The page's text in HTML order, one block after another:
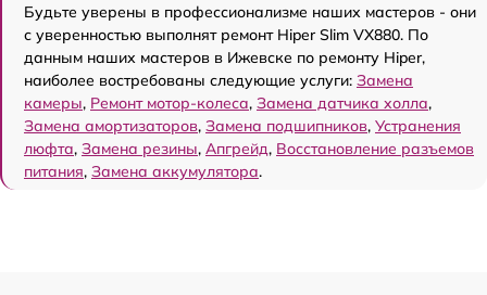
Будьте уверены в профессионализме наших мастеров - они
с уверенностью выполнят ремонт Hiper Slim VX880. По
данным наших мастеров в Ижевске по ремонту Hiper,
наиболее востребованы следующие услуги: Замена
камеры, Ремонт мотор-колеса, Замена датчика холла,
Замена амортизаторов, Замена подшипников, Устранения
люфта, Замена резины, Апгрейд, Восстановление разъемов
питания, Замена аккумулятора.